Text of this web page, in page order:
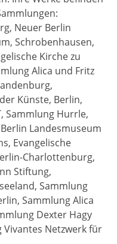
Neuer Berlin
Schrobenhausen,
Kirche zu
Alica und Fritz
Künste, Berlin,
Sammlung Hurrle,
Landesmuseum
Evangelische
Charlottenburg,
Stiftung,
Sammlung
Sammlung Alica
Dexter Hagy
Vivantes Netzwerk für